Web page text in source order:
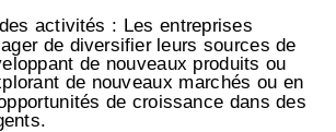
activités : Les entreprises
de diversifier leurs sources de
de nouveaux produits ou
de nouveaux marchés ou en
de croissance dans des